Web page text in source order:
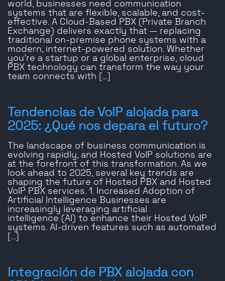
world, businesses need communication
systems that are flexible, scalable, and cost-
effective. A Cloud-Based PBX (Private Branch
Exchange) delivers exactly that — replacing
traditional on-premise phone systems with a
modern, internet-powered solution. Whether
you’re a startup or a global enterprise, cloud
PBX technology can transform the way your
team connects with […]
Tendencias de VoIP alojada para
2025: ¿Qué nos depara el futuro?
The landscape of business communication is
evolving rapidly, and Hosted VoIP solutions are
at the forefront of this transformation. As we
look ahead to 2025, several key trends are
shaping the future of Hosted PBX and Hosted
VoIP PBX services. 1. Increased Adoption of
Artificial Intelligence Businesses are
increasingly leveraging artificial
intelligence (AI) to enhance their Hosted VoIP
systems. AI-driven features such as automated
[…]
Integración de PBX alojada con